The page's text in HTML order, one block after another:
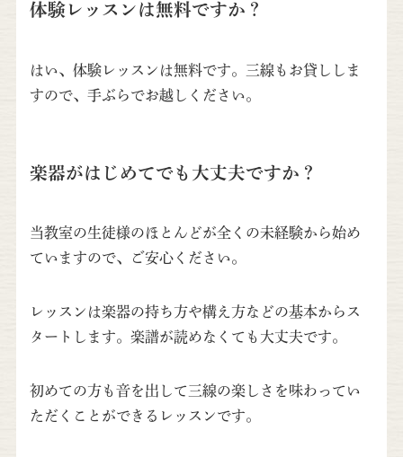
体験レッスンは無料ですか？
はい、体験レッスンは無料です。三線もお貸ししま
すので、手ぶらでお越しください。
楽器がはじめてでも大丈夫ですか？
当教室の生徒様のほとんどが全くの未経験から始め
ていますので、ご安心ください。
レッスンは楽器の持ち方や構え方などの基本からス
タートします。楽譜が読めなくても大丈夫です。
初めての方も音を出して三線の楽しさを味わってい
ただくことができるレッスンです。